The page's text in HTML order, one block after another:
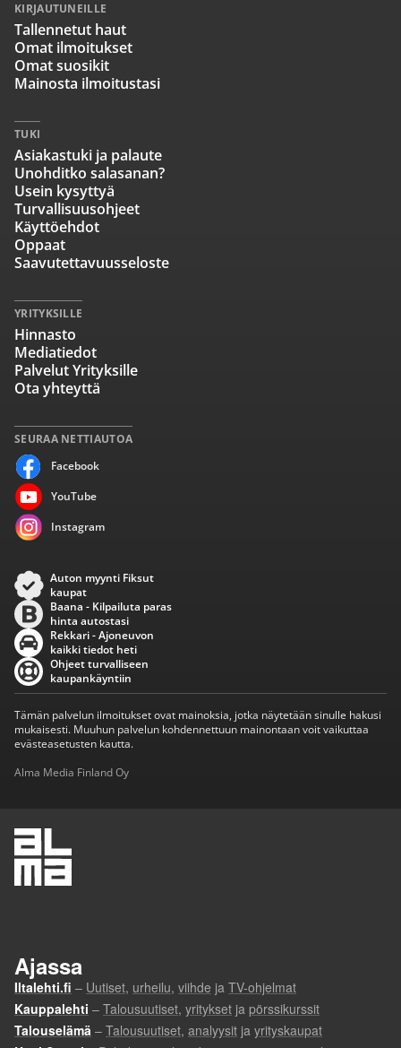
SEURAA NETTIAUTOA
Facebook
YouTube
Instagram
KIRJAUTUNEILLE
Tallennetut haut
Omat ilmoitukset
Omat suosikit
Mainosta ilmoitustasi
TUKI
Asiakastuki ja palaute
Unohditko salasanan?
Usein kysyttyä
Turvallisuusohjeet
Käyttöehdot
Oppaat
Saavutettavuusseloste
YRITYKSILLE
Hinnasto
Mediatiedot
Palvelut Yrityksille
Ota yhteyttä
Auton myynti Fiksut
kaupat
Baana - Kilpailuta paras
hinta autostasi
Rekkari - Ajoneuvon
kaikki tiedot heti
Ohjeet turvalliseen
kaupankäyntiin
Tämän palvelun ilmoitukset ovat mainoksia, jotka näytetään sinulle hakusi
mukaisesti. Muuhun palvelun kohdennettuun mainontaan voit vaikuttaa
evästeasetusten kautta.
Alma Media Finland Oy